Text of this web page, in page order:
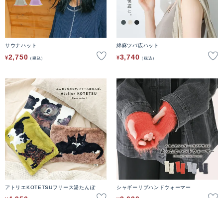
サウナハット
¥2,750 税込
綿麻ツバ広ハット
¥3,740 税込
アトリエKOTETSUフリース湯たんぽ シャギーリブハンドウォーマー